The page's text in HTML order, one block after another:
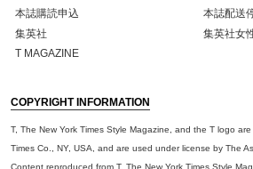
本誌購読申込
本誌配送
集英社
集英社女
T MAGAZINE
COPYRIGHT INFORMATION
T, The New York Times Style Magazine, and the T logo
Times Co., NY, USA, and are used under license by The